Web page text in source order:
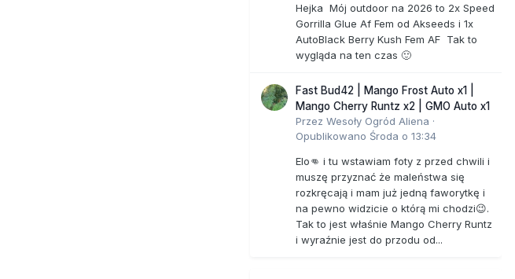
Hejka Mój outdoor na 2026 to 2x Speed
Gorrilla Glue Af Fem od Akseeds i 1x
AutoBlack Berry Kush Fem AF Tak to
wygląda na ten czas 🙂
Fast Bud42 | Mango Frost Auto x1 |
Mango Cherry Runtz x2 | GMO Auto x1
Przez Wesoły Ogród Aliena ·
Opublikowano Środa o 13:34
Elo👊 i tu wstawiam foty z przed chwili i
muszę przyznać że maleństwa się
rozkręcają i mam już jedną faworytkę i
na pewno widzicie o którą mi chodzi😉.
Tak to jest właśnie Mango Cherry Runtz
i wyraźnie jest do przodu od...